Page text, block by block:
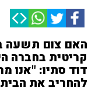
האם צום תשעה
קריטית בחברה
דוד סתיו: "אנו
להחריב את